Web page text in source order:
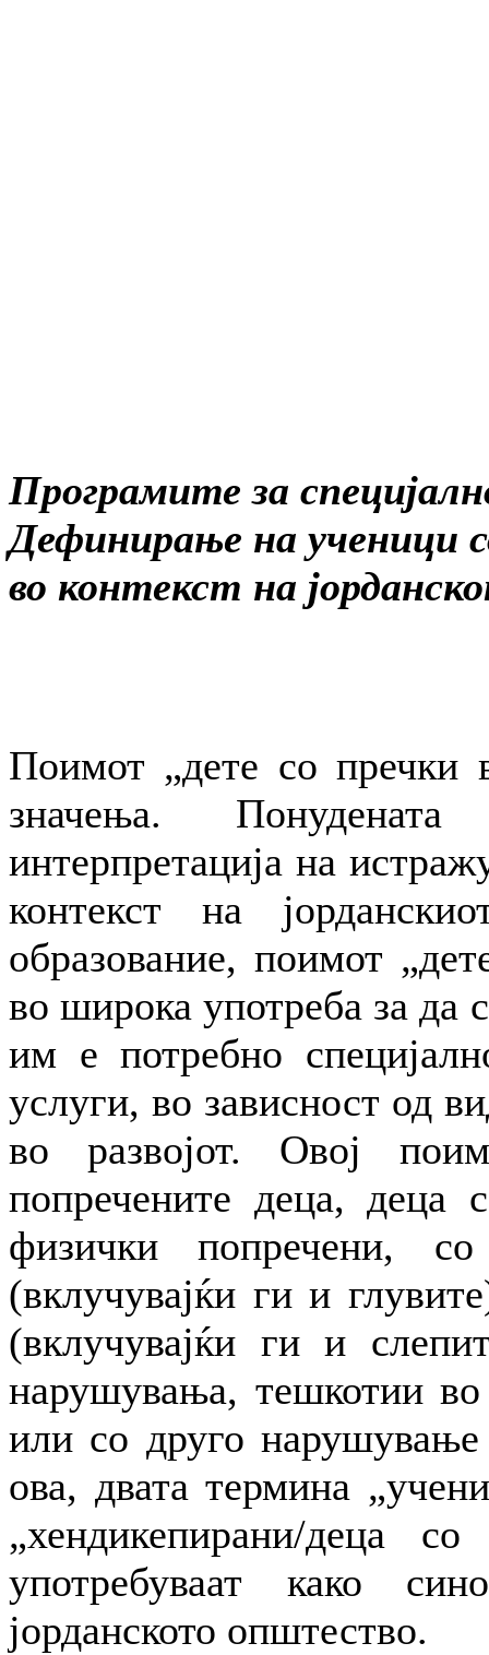
Програмите за
Дефинирање на ученици
во контекст на
Поимот „дете со пречки
значења.
интерпретација на
контекст на
образование, поимот
во широка употреба за да
им е потребно
услуги, во зависност од
во развојот. Овој
попречените деца, деца
физички попречени,
(вклучувајќи ги и
(вклучувајќи ги и
нарушувања, тешкотии
или со друго
ова, двата термина
„хендикепирани/деца
употребуваат како
јорданското општество.